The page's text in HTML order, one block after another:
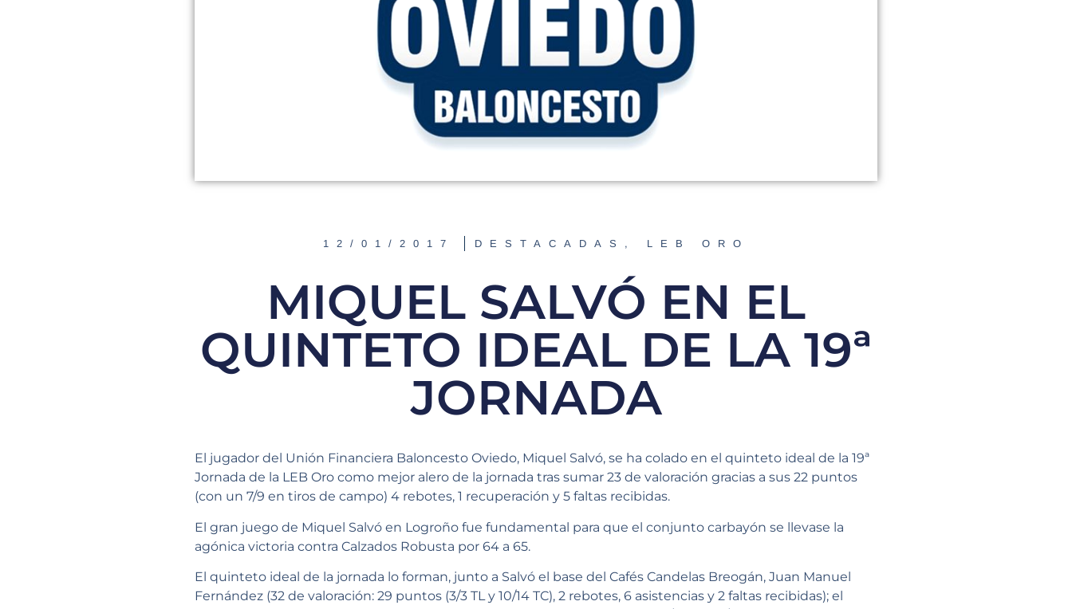
12/01/2017 DESTACADAS , LEB ORO
MIQUEL SALVÓ EN EL
QUINTETO IDEAL DE LA 19ª
JORNADA
El jugador del Unión Financiera Baloncesto Oviedo, Miquel Salvó, se ha colado en el quinteto ideal de la 19ª
Jornada de la LEB Oro como mejor alero de la jornada tras sumar 23 de valoración gracias a sus 22 puntos
(con un 7/9 en tiros de campo) 4 rebotes, 1 recuperación y 5 faltas recibidas.
El gran juego de Miquel Salvó en Logroño fue fundamental para que el conjunto carbayón se llevase la
agónica victoria contra Calzados Robusta por 64 a 65.
El quinteto ideal de la jornada lo forman, junto a Salvó el base del Cafés Candelas Breogán, Juan Manuel
Fernández (32 de valoración: 29 puntos (3/3 TL y 10/14 TC), 2 rebotes, 6 asistencias y 2 faltas recibidas); el